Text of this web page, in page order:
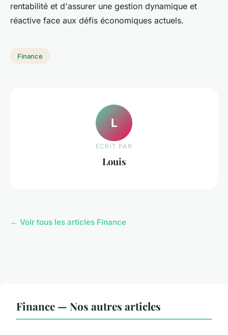
rentabilité et d'assurer une gestion dynamique et
réactive face aux défis économiques actuels.
Finance
L
ECRIT PAR
Louis
← Voir tous les articles Finance
Finance — Nos autres articles